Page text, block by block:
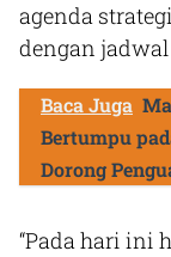
agenda
dengan jadwal
Baca Juga
Bertumpu
Dorong
“Pada hari ini